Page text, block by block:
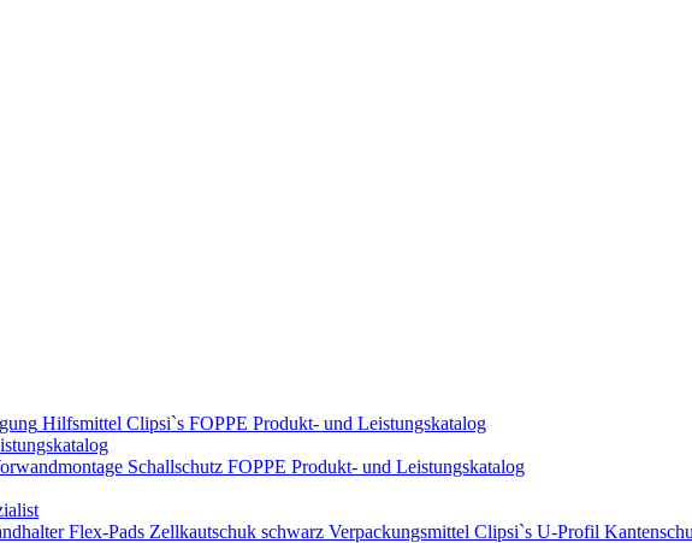
Hilfsmittel Clipsi`s FOPPE Produkt- und Leistungskatalog
Schallschutz FOPPE Produkt- und Leistungskatalog
Flex-Pads Zellkautschuk schwarz Verpackungsmittel Clipsi`s U-Profil